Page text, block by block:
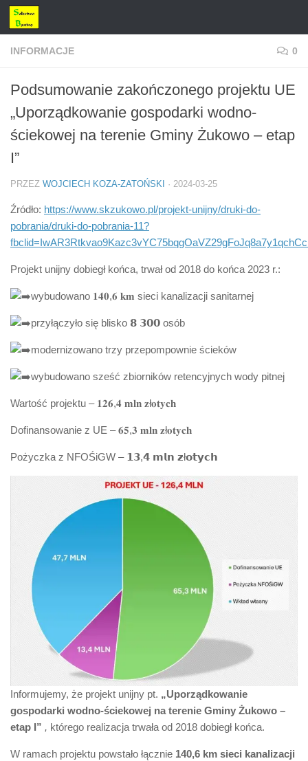
Przejdź do treści
INFORMACJE 0
Podsumowanie zakończonego projektu UE
„Uporządkowanie gospodarki wodno-
ściekowej na terenie Gminy Żukowo – etap
I”
PRZEZ WOJCIECH KOZA-ZATOŃSKI · 2024-03-25
Źródło: https://www.skzukowo.pl/projekt-unijny/druki-do-
pobrania/druki-do-pobrania-11?
Projekt unijny dobiegł końca, trwał od 2018 do końca 2023 r.:
wybudowano 𝟏𝟒𝟎,𝟔 𝐤𝐦 sieci kanalizacji sanitarnej
przyłączyło się blisko 𝟴 𝟯𝟬𝟬 osób
modernizowano trzy przepompownie ścieków
wybudowano sześć zbiorników retencyjnych wody pitnej
Wartość projektu – 𝟏𝟐𝟔,𝟒 𝐦𝐥𝐧 𝐳ł𝐨𝐭𝐲𝐜𝐡
Dofinansowanie z UE – 𝟔𝟓,𝟑 𝐦𝐥𝐧 𝐳ł𝐨𝐭𝐲𝐜𝐡
Pożyczka z NFOŚiGW – 𝟭𝟯,𝟰 𝗺𝗹𝗻 𝘇ł𝗼𝘁𝘆𝗰𝗵
Informujemy, że projekt unijny pt. „Uporządkowanie
gospodarki wodno-ściekowej na terenie Gminy Żukowo –
etap I” , którego realizacja trwała od 2018 dobiegł końca.
W ramach projektu powstało łącznie 140,6 km sieci kanalizacji